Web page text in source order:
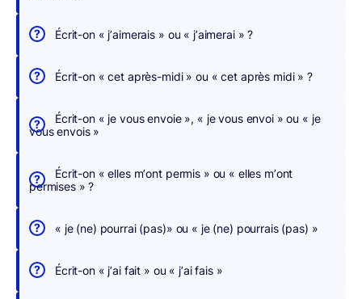
r
i
v
e
s
s
h
r
Écrit-on « j’aimerais » ou « j’aimerai » ?
Écrit-on « cet après-midi » ou « cet après midi » ?
Écrit-on « je vous envoie », « je vous envoi » ou « je
vous envois »
Écrit-on « elles m’ont permis » ou « elles m’ont
permises » ?
« je (ne) pourrai (pas)» ou « je (ne) pourrais (pas) »
Écrit-on « j’ai fait » ou « j’ai fais »